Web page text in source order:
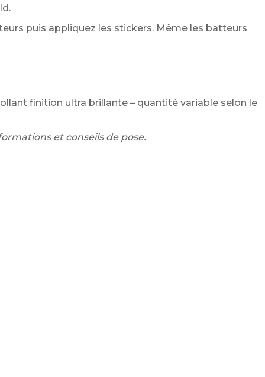
puis appliquez les stickers. Même les batteurs
finition ultra brillante – quantité variable selon le
et conseils de pose.